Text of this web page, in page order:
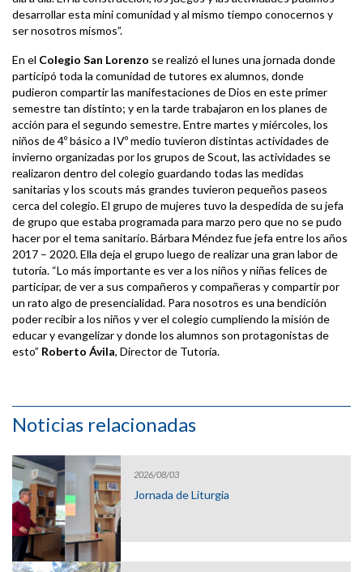
desarrollar esta mini comunidad y al mismo tiempo conocernos y
ser nosotros mismos”.
En el Colegio San Lorenzo se realizó el lunes una jornada donde
participó toda la comunidad de tutores ex alumnos, donde
pudieron compartir las manifestaciones de Dios en este primer
semestre tan distinto; y en la tarde trabajaron en los planes de
acción para el segundo semestre. Entre martes y miércoles, los
niños de 4º básico a IVº medio tuvieron distintas actividades de
invierno organizadas por los grupos de Scout, las actividades se
realizaron dentro del colegio guardando todas las medidas
sanitarias y los scouts más grandes tuvieron pequeños paseos
cerca del colegio. El grupo de mujeres tuvo la despedida de su jefa
de grupo que estaba programada para marzo pero que no se pudo
hacer por el tema sanitario. Bárbara Méndez fue jefa entre los años
2017 – 2020. Ella deja el grupo luego de realizar una gran labor de
tutoría. “Lo más importante es ver a los niños y niñas felices de
participar, de ver a sus compañeros y compañeras y compartir por
un rato algo de presencialidad. Para nosotros es una bendición
poder recibir a los niños y ver el colegio cumpliendo la misión de
educar y evangelizar y donde los alumnos son protagonistas de
esto” Roberto Ávila, Director de Tutoría.
Noticias relacionadas
2026/08/03
Jornada de Liturgia